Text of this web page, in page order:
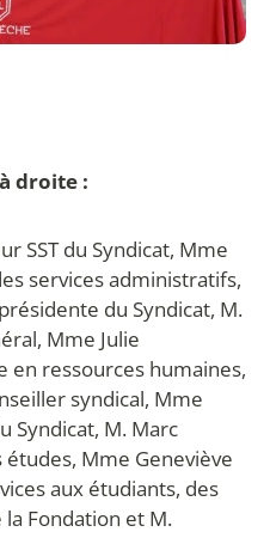
droite :
SST du Syndicat, Mme
services administratifs,
du Syndicat, M.
Mme Julie
en ressources humaines,
syndical, Mme
Syndicat, M. Marc
Mme Geneviève
aux étudiants, des
Fondation et M.